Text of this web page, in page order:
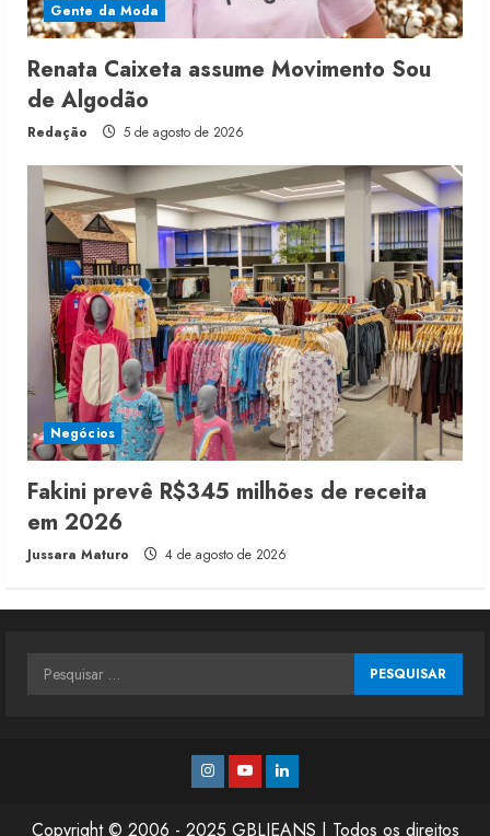
Gente da Moda
Renata Caixeta assume Movimento Sou
de Algodão
Redação 5 de agosto de 2026
Negócios
Fakini prevê R$345 milhões de receita
em 2026
Jussara Maturo 4 de agosto de 2026
Pesquisar
Instagram
YoutubeLinkedin
Copyright © 2006 - 2025 GBLJEANS | Todos os direitos